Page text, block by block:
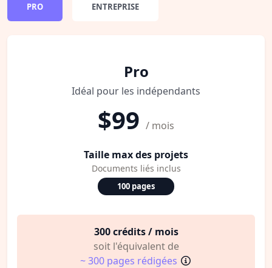
PRO ENTREPRISE
Pro
Idéal pour les indépendants
$99 / mois
Taille max des projets
Documents liés inclus
100 pages
300 crédits / mois
soit l'équivalent de
~ 300 pages rédigées